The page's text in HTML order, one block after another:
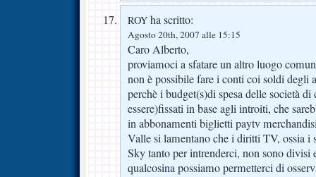
ROY ha scritto:
Agosto 20th, 2007 alle 15:15
Caro Alberto,
proviamoci a sfatare un altro luogo
non è possibile fare i conti coi soldi degli
perchè i budget(s)di spesa delle società
essere)fissati in base agli introiti, che
in abbonamenti biglietti paytv
Valle si lamentano che i diritti TV, ossia i
Sky tanto per intrenderci, non sono divisi
qualcosina possiamo permetterci di